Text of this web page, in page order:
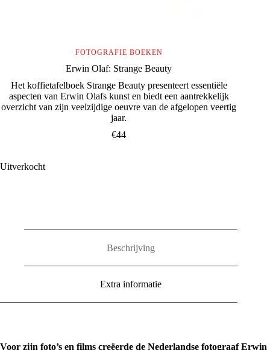
FOTOGRAFIE BOEKEN
Erwin Olaf: Strange Beauty
Het koffietafelboek Strange Beauty presenteert essentiële
aspecten van Erwin Olafs kunst en biedt een aantrekkelijk
overzicht van zijn veelzijdige oeuvre van de afgelopen veertig
jaar.
€44
Uitverkocht
Beschrijving
Extra informatie
Voor zijn foto’s en films creëerde de Nederlandse fotograaf Erwin